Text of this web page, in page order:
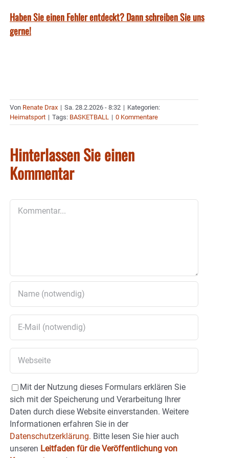
Haben Sie einen Fehler entdeckt? Dann schreiben Sie uns
gerne!
Von Renate Drax | Sa. 28.2.2026 - 8:32 | Kategorien:
Heimatsport | Tags: BASKETBALL | 0 Kommentare
Hinterlassen Sie einen
Kommentar
Mit der Nutzung dieses Formulars erklären Sie
sich mit der Speicherung und Verarbeitung Ihrer
Daten durch diese Website einverstanden. Weitere
Informationen erfahren Sie in der
Datenschutzerklärung. Bitte lesen Sie hier auch
unseren Leitfaden für die Veröffentlichung von